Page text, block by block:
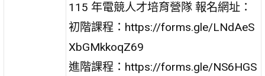
115 年電競人才培育營隊 報名網址：
初階課程：https://forms.gle/LNdAeS
XbGMkkoqZ69
進階課程：https://forms.gle/NS6HGS